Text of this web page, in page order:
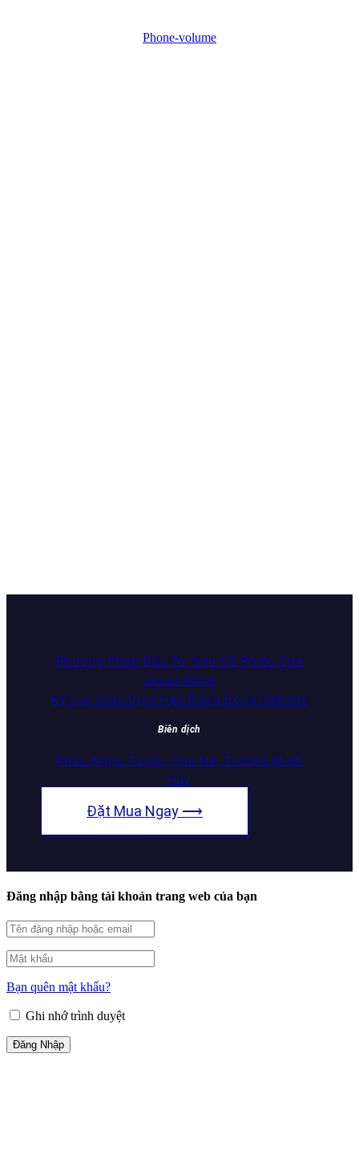
Phone-volume
Phương Pháp Đầu Tư Siêu Cổ Phiếu Của
Jesse Stine
Kỷ Lục Giao Dịch Hậu Bong Bóng Internet
Biên dịch
Khúc Ngọc Tuyên, Thu Hà, Trương Minh
Huy
Đặt Mua Ngay ⟶
Đăng nhập bằng tài khoản trang web của bạn
Bạn quên mật khẩu?
Ghi nhớ trình duyệt